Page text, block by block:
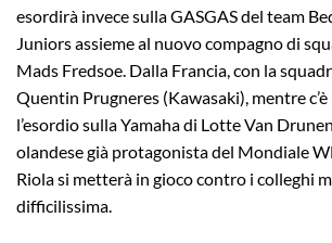
esordirà invece sulla GASGAS del team
Juniors assieme al nuovo compagno di
Mads Fredsoe. Dalla Francia, con la
Quentin Prugneres (Kawasaki), mentre
l’esordio sulla Yamaha di Lotte Van
olandese già protagonista del Mondiale
Riola si metterà in gioco contro i colleghi
difficilissima.